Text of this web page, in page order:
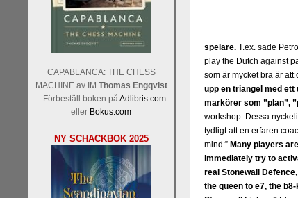
CAPABLANCA: THE CHESS
MACHINE av IM Thomas Engqvist
– Förbeställ boken påAdlibris.com
eller Bokus.com
NY SCHACKBOK 2025
spelare.T.ex. sade
play the Dutch against
som är mycket bra är
upp en triangel med
markörer som ”plan”,
workshop. Dessa
tydligt att en erfaren
mind:” Many players
immediately try to
real Stonewall
the queen to e7, the